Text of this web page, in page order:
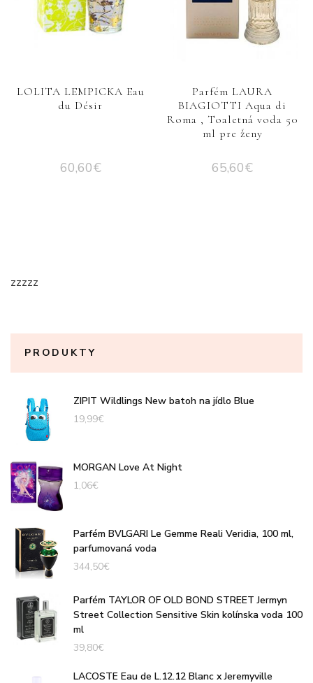
LOLITA LEMPICKA Eau
du Désir
60,60€
Parfém LAURA
BIAGIOTTI Aqua di
Roma , Toaletná voda 50
ml pre ženy
65,60€
zzzzz
PRODUKTY
ZIPIT Wildlings New batoh na jídlo Blue
19,99€
MORGAN Love At Night
1,06€
Parfém BVLGARI Le Gemme Reali Veridia, 100 ml,
parfumovaná voda
344,50€
Parfém TAYLOR OF OLD BOND STREET Jermyn
Street Collection Sensitive Skin kolínska voda 100
ml
39,80€
LACOSTE Eau de L.12.12 Blanc x Jeremyville